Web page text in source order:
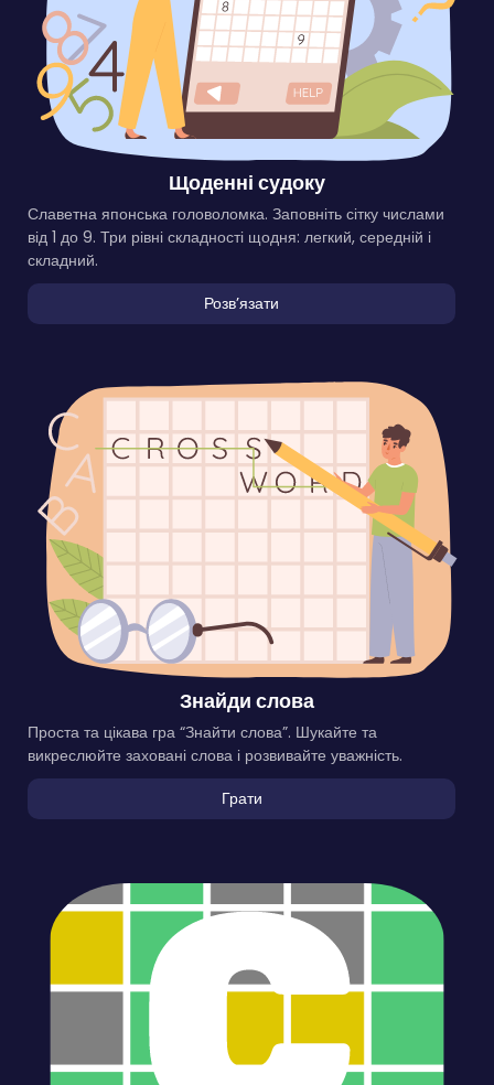
Щоденні судоку
Славетна японська головоломка. Заповніть сітку числами
від 1 до 9. Три рівні складності щодня: легкий, середній і
складний.
Розвʼязати
Знайди слова
Проста та цікава гра “Знайти слова”. Шукайте та
викреслюйте заховані слова і розвивайте уважність.
Грати